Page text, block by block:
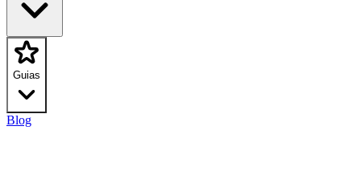
Guias
Blog